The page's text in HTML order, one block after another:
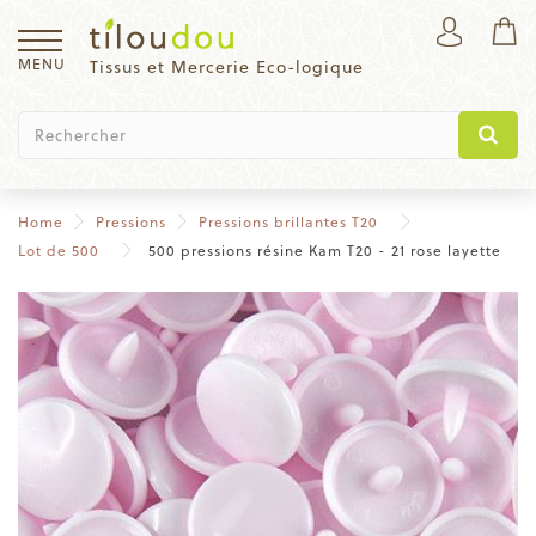
Tissus et Mercerie Eco-logique
MENU
Home Pressions
Pressions brillantes T20
Lot de 500
500 pressions résine Kam T20 - 21 rose layette